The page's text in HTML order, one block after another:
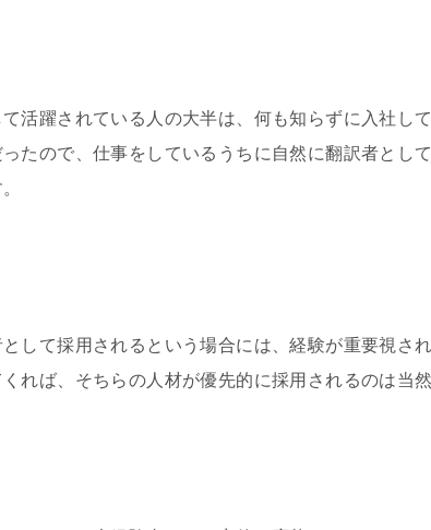
活躍されている人の大半は、何も知らずに入社し
たので、仕事をしているうちに自然に翻訳者とし
して採用されるという場合には、経験が重要視さ
れば、そちらの人材が優先的に採用されるのは当然